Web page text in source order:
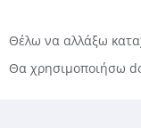
Θέλω να αλλάξω
Θα χρησιμοποιήσω